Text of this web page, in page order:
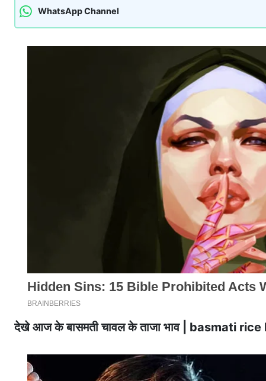
WhatsApp Channel
देखे आज के बासमती चावल के ताजा भाव | basmati